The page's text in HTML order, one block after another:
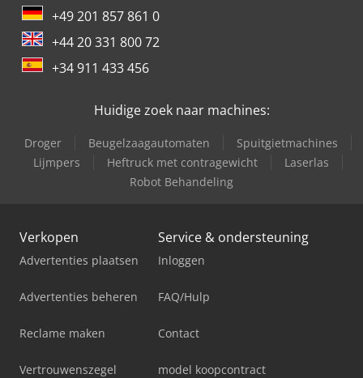
+49 201 857 861 0
+44 20 331 800 72
+34 911 433 456
Huidige zoek naar machines:
Droger Beugelzaagautomaten
Spuitgietmachines
Lijmpers
Heftruck met contragewicht
Laserlas
Robot Behandeling
Verkopen
Advertenties plaatsen
Advertenties beheren
Reclame maken
Vertrouwenszegel
Service & ondersteuning
Inloggen
FAQ/Hulp
Contact
model koopcontract